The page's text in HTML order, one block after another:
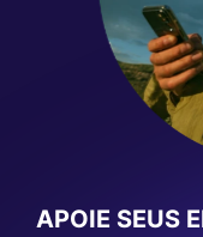
APOIE SEUS